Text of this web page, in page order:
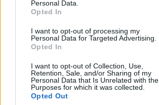
Personal Data.
Opted In
I want to opt-out of processing my
Personal Data for Targeted Advertising.
Opted In
I want to opt-out of Collection, Use,
Retention, Sale, and/or Sharing of my
Personal Data that Is Unrelated with the
Purposes for which it was collected.
Opted Out